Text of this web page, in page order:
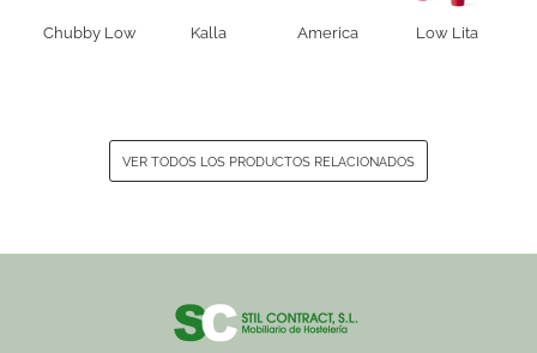
Chubby Low Kalla America Low Lita
VER TODOS LOS PRODUCTOS RELACIONADOS